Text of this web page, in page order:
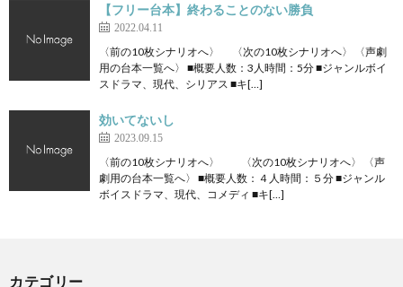
【フリー台本】終わることのない勝負
2022.04.11
〈前の10枚シナリオへ〉 〈次の10枚シナリオへ〉 〈声劇
用の台本一覧へ〉 ■概要人数：3人時間：5分 ■ジャンルボイ
スドラマ、現代、シリアス ■キ[…]
効いてないし
2023.09.15
〈前の10枚シナリオへ〉 〈次の10枚シナリオへ〉 〈声
劇用の台本一覧へ〉 ■概要人数：４人時間：５分 ■ジャンル
ボイスドラマ、現代、コメディ ■キ[…]
カテゴリー